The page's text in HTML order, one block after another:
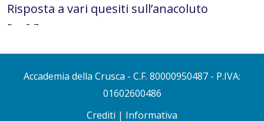
Risposta a vari quesiti sull’anacoluto
Pag. 5-7
Risposta al quesito della professoressa
Cecilia Melani Salvestroni di Grosseto sul
rapporto tra lingua e immagine
Accademia della Crusca - C.F. 80000950487 - P.IVA:
01602600486
Crediti | Informativa